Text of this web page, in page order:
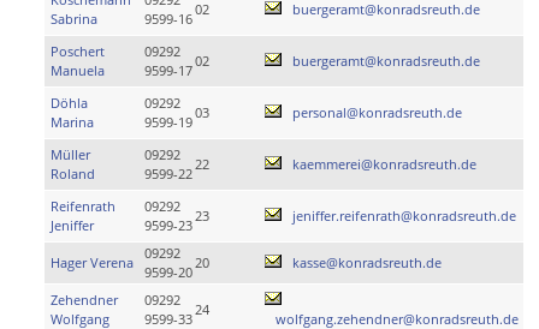
Sabrina
9599-16
02 buergeramt@konradsreuth.de
Poschert
Manuela
09292
9599-17
02 buergeramt@konradsreuth.de
Döhla
Marina
09292
9599-19
03 personal@konradsreuth.de
Müller
Roland
09292
9599-22
22 kaemmerei@konradsreuth.de
Reifenrath
Jeniffer
09292
9599-23
23 jeniffer.reifenrath@konradsreuth.de
Hager Verena
09292
9599-20
20 kasse@konradsreuth.de
Zehendner
Wolfgang
09292
9599-33
24
wolfgang.zehendner@konradsreuth.de